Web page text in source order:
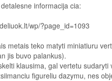
informacija cia:
wp/?page_id=1093
metais teko matyti miniatiuru
jis buvo palankus).
klausima, gal vertetu
figureliu dazymu, nes